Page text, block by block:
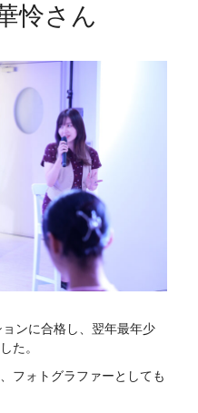
怜さん
ンに合格し、翌年最年少
た。
フォトグラファーとしても